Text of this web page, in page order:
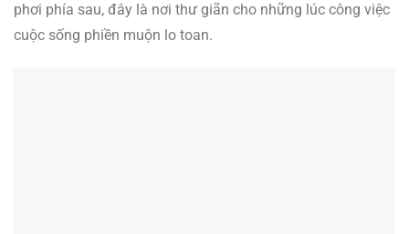
phơi phía sau, đây là nơi thư giãn cho những lúc công việc
cuộc sống phiền muộn lo toan.